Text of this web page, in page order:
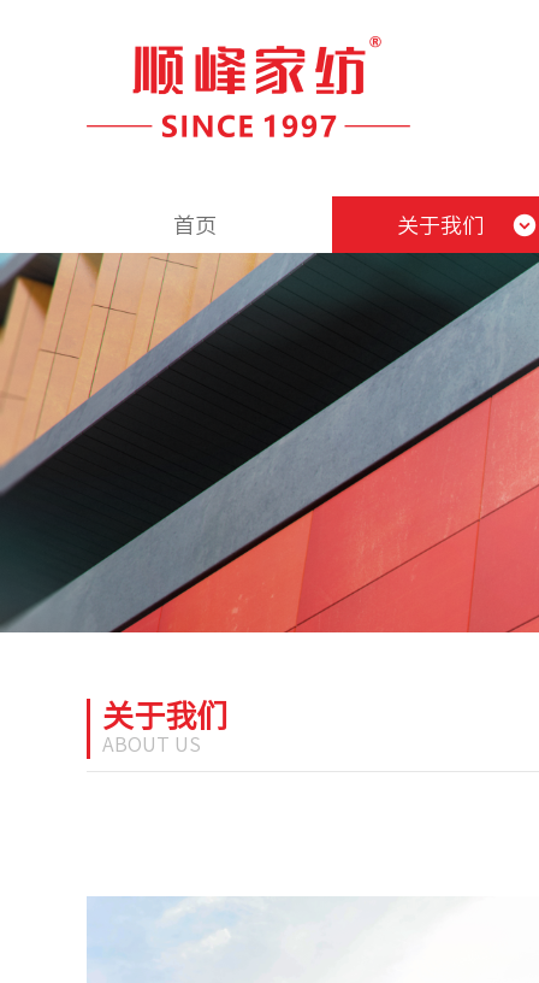
首页 关于我们
关于我们
ABOUT US